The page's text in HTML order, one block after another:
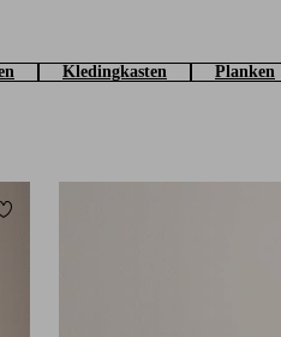
Kledingkasten Planken
Toevoegen aan favorieten